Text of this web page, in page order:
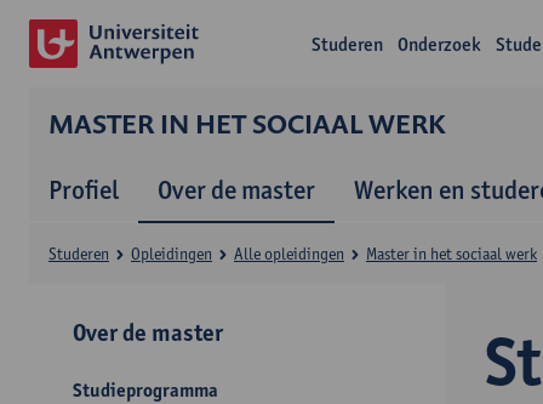
Studeren Onderzoek
MASTER IN HET SOCIAAL WERK
Profiel Over de master Werken en
Studeren Opleidingen Alle opleidingen Master in het sociaal werk
Over de master
Studieprogramma